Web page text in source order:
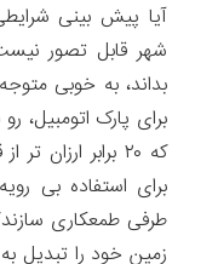
آیا پیش بینی
شهر قابل تصور
بداند، به خوبی
برای پارک اتومبیل،
که ۲۰ برابر
برای استفاده بی
طرفی طمعکاری
زمین خود را تبدیل